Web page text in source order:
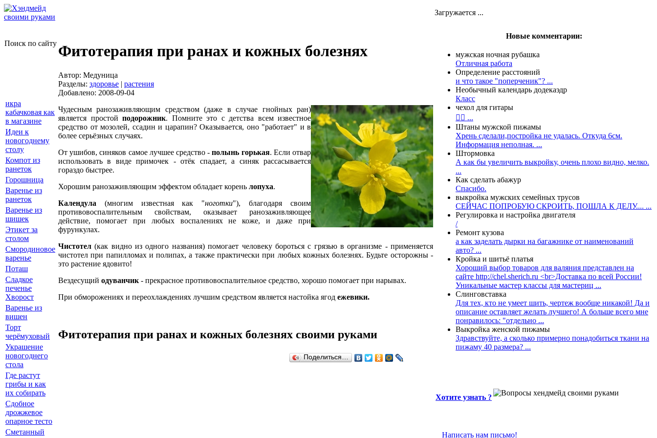
Загружается ...
Поиск по сайту Фитотерапия при ранах и кожных болезнях
Автор: Медуница
Разделы: здоровье | растения
Добавлено: 2008-09-04
Чудесным ранозаживляющим средством (даже в случае гнойных ран)
является простой подорожник. Помните это с детства всем известное
средство от мозолей, ссадин и царапин? Оказывается, оно "работает" и в
более серьёзных случаях.
От ушибов, синяков самое лучшее средство -полынь горькая. Если отвар
использовать в виде примочек - отёк спадает, а синяк рассасывается
гораздо быстрее.
Хорошим ранозаживляющим эффектом обладает корень лопуха.
Календула (многим известная как "ноготки"), благодаря своим
противовоспалительным свойствам, оказывает ранозаживляющее
действие, помогает при любых воспалениях не коже, и даже при
фурункулах.
Чистотел (как видно из одного названия) помогает человеку бороться с грязью в организме - применяется
чистотел при папилломах и полипах, а также практически при любых кожных болезнях. Будьте осторожны -
это растение ядовито!
Вездесущий одуванчик - прекрасное противовоспалительное средство, хорошо помогает при нарывах.
При обморожениях и переохлаждениях лучшим средством является настойка ягод ежевики.
Фитотерапия при ранах и кожных болезнях своими руками
Поделиться…
Новые комментарии:
мужская ночная рубашка
Отличная работа
Определение расстояний
и что такое "поперченик"? ...
Необычный календарь додекаэдр
Класс
чехол для гитары
👍🏻 ...
Штаны мужской пижамы
Хрень сделали,постройка не удалась. Откуда 6см.
Информация неполная. ...
Штормовка
А как бы увеличить выкройку, очень плохо видно, мелко.
...
Как сделать абажур
Спасибо.
выкройка мужских семейных трусов
СЕЙЧАС ПОПРОБУЮ СКРОИТЬ, ПОШЛА К ДЕЛУ.... ...
Регулировка и настройка двигателя
/
Ремонт кузова
а как заделать дырки на багажнике от наименований
авто? ...
Кройка и шитьё платья
Хороший выбор товаров для валяния представлен на
сайте http://chel.sherich.ru <br>Доставка по всей России!
Уникальные мастер классы для мастериц ...
Слинговставка
Для тех, кто не умеет шить, чертеж вообще никакой! Да и
описание оставляет желать лучшего! А больше всего мне
понравилось: "отдельно ...
Выкройка женской пижамы
Здравствуйте, а сколько примерно понадобиться ткани на
пижаму 40 размера? ...
Хотите узнать ?
Написать нам письмо!
икра
кабачковая как
в магазине
Идеи к
новогоднему
столу
Компот из
ранеток
Горошница
Варенье из
ранеток
Варенье из
шишек
Этикет за
столом
Смородиновое
варенье
Поташ
Сладкое
печенье
Хворост
Варенье из
вишен
Торт
черёмуховый
Украшение
новогоднего
стола
Где растут
грибы и как
их собирать
Сдобное
дрожжевое
опарное тесто
Сметанный